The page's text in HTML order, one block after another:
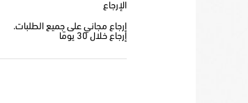
الإرجاع
إرجاع مجاني على جميع الطلبات.
إرجاع خلال 30 يومًا